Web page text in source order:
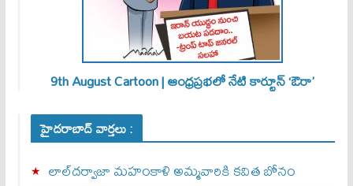
9th August Cartoon | ఆంధ్రప్రభలో నేటి కార్టూన్ ‘ఔరా’
హైదరాబాద్ వార్తలు :
లాల్‌దర్వాజా మహంకాళి అమ్మవారికి కవిత బోనం